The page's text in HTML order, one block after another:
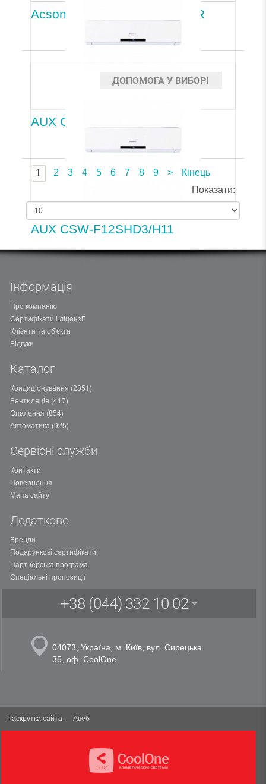
Acson A5WM301R/A5LC28CR
AUX CSW-F09SHD3/H11
AUX CSW-F12SHD3/H11
ДОПОМОГА У ВИБОРІ
1 2 3 4 5 6 7 8 9 >
Кінець
Показати:
Інформація
Про компанію
Сертифікати і ліцензії
Клієнти та об'єкти
Відгуки
Каталог
Кондиціонування (2351)
Вентиляція (417)
Опалення (854)
Автоматика (925)
Сервісні служби
Контакти
Повернення
Мапа сайту
Додатково
Бренди
Подарункові сертифікати
Партнерська програма
Спеціальні пропозиції
+38 (044) 332 10 02
04073, Україна, м. Київ вул. Сирецька
35, оф. CoolOne
Раскрутка сайта — Авеб